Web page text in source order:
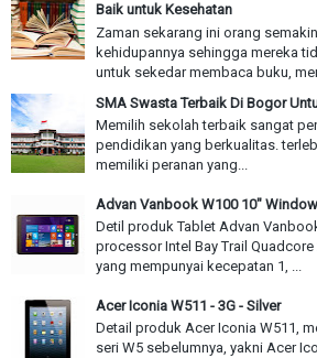
Baik untuk Kesehatan
Zaman sekarang ini orang
kehidupannya sehingga mereka
untuk sekedar membaca buku,
SMA Swasta Terbaik Di Bogor
Memilih sekolah terbaik sangat
pendidikan yang berkualitas.
memiliki peranan yang...
Advan Vanbook W100 10"
Detil produk Tablet Advan
processor Intel Bay Trail
yang mempunyai kecepatan 1, ...
Acer Iconia W511 - 3G - Silver
Detail produk Acer Iconia W511,
seri W5 sebelumnya, yakni Acer